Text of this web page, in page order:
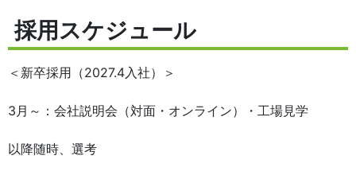
採用スケジュール
＜新卒採用（2027.4入社）＞
3月～：会社説明会（対面・オンライン）・工場見学
以降随時、選考